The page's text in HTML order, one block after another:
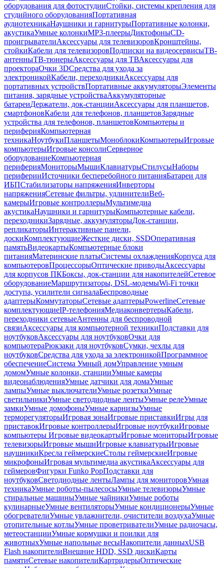
оборудования для фотостудииСтойки, системы крепления для
студийного оборудованияПортативная
аудиотехникаНаушники и гарнитурыПортативные колонки,
акустикаУмные колонкиMP3-плеерыДиктофоныCD-
проигрывателиАксессуары для телевизоровКронштейны,
стойкиКабели для телевизоровПодписки на видеосервисыТВ-
антенныТВ-тюнерыАксессуары для ТВАксессуары для
проектораОчки 3DСредства для ухода за
электроникойКабели, переходникиАксессуары для
портативных устройствПортативные аккумуляторыЭлементы
питания, зарядные устройстваАккумуляторные
батареиДержатели, док-станцииАксессуары для планшетов,
смартфоновКабели для телефонов, планшетовЗарядные
устройства для телефонов, планшетовКомпьютеры и
периферияКомпьютерная
техникаНоутбукиПланшетыМоноблокиКомпьютерыИгровые
компьютерыИгровые консолиСерверное
оборудованиеКомпьютерная
периферияМониторыМышиКлавиатурыСтилусыНаборы
периферииИсточники бесперебойного питанияБатареи для
ИБПСтабилизаторы напряженияИнверторы
напряженияСетевые фильтры, удлинителиВеб-
камерыИгровые контроллерыМультимедиа
акустикаНаушники и гарнитурыКомпьютерные кабели,
переходникиЗарядные, аккумуляторыДок-станции,
репликаторыИнтерактивные панели,
доскиКомплектующиеЖесткие диски, SSDОперативная
памятьВидеокартыКомпьютерные блоки
питанияМатеринские платыСистемы охлажденияКорпуса для
компьютеровПроцессорыОптические приводыАксессуары
для корпусов ПКБоксы, док-станции для накопителейСетевое
оборудованиеМаршрутизаторы, DSL-модемыWi-Fi точки
доступа, усилители сигналаБеспроводные
адаптерыКоммутаторыСетевые адаптерыPowerlineСетевые
комплектующиеIP-телефонияМедиаконвертерыКабели,
переходники сетевыеАнтенны для беспроводной
связиАксессуары для компьютерной техникиПодставки для
ноутбуковАксессуары для ноутбуковОчки для
компьютераРюкзаки для ноутбуковСумки, чехлы для
ноутбуковСредства для ухода за электроникойПрограммное
обеспечениеСистема Умный домУправление умным
домомУмные колонки, станцииУмные камеры
видеонаблюденияУмные датчики для домаУмные
лампыУмные выключателиУмные розеткиУмные
светильникиУмные светодиодные лентыУмные релеУмные
замкиУмные домофоныУмные карнизыУмные
терморегуляторыИгровая зонаИгровые приставкиИгры для
приставокИгровые контроллерыИгровые ноутбукиИгровые
компьютеры Игровые видеокартыИгровые мониторыИгровые
телевизорыИгровые мышиИгровые клавиатурыИгровые
наушникиКресла геймерскиеСтолы геймерскиеИгровые
микрофоныИгровая мультимедиа акустикаАксессуары для
геймеровФигурки Funko PopПодставки для
ноутбуковСветодиодные лентыЛампы для мониторовУмная
техникаУмные роботы-пылесосыУмные телевизорыУмные
стиральные машиныУмные чайникиУмные роботы
кулинарныеУмные вентиляторыУмные кондиционерыУмные
обогревателиУмные увлажнители, очистители воздухаУмные
отопительные котлыУмные проветривателиУмные радиочасы,
метеостанцииУмные кормушки и поилки для
животныхУмные напольные весыНакопители данныхUSB
Flash накопителиВнешние HDD, SSD дискиКарты
памятиСетевые накопителиКартридерыОптические